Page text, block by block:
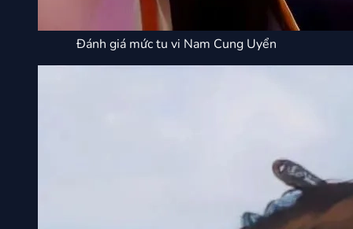
Đánh giá mức tu vi Nam Cung Uyển